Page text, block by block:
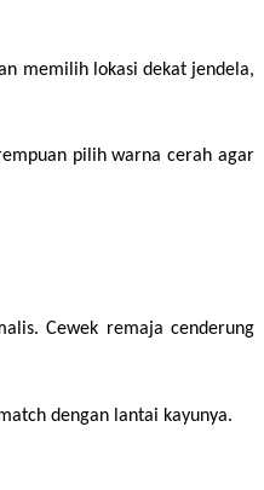
memilih lokasi dekat jendela,
pilih warna cerah agar
Cewek remaja cenderung
dengan lantai kayunya.